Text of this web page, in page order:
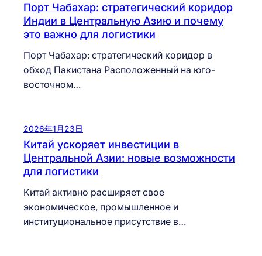
Порт Чабахар: стратегический коридор
Индии в Центральную Азию и почему
это важно для логистики
Порт Чабахар: стратегический коридор в
обход Пакистана Расположенный на юго-
восточном…
2026年1月23日
Китай ускоряет инвестиции в
Центральной Азии: новые возможности
для логистики
Китай активно расширяет свое
экономическое, промышленное и
институциональное присутствие в…